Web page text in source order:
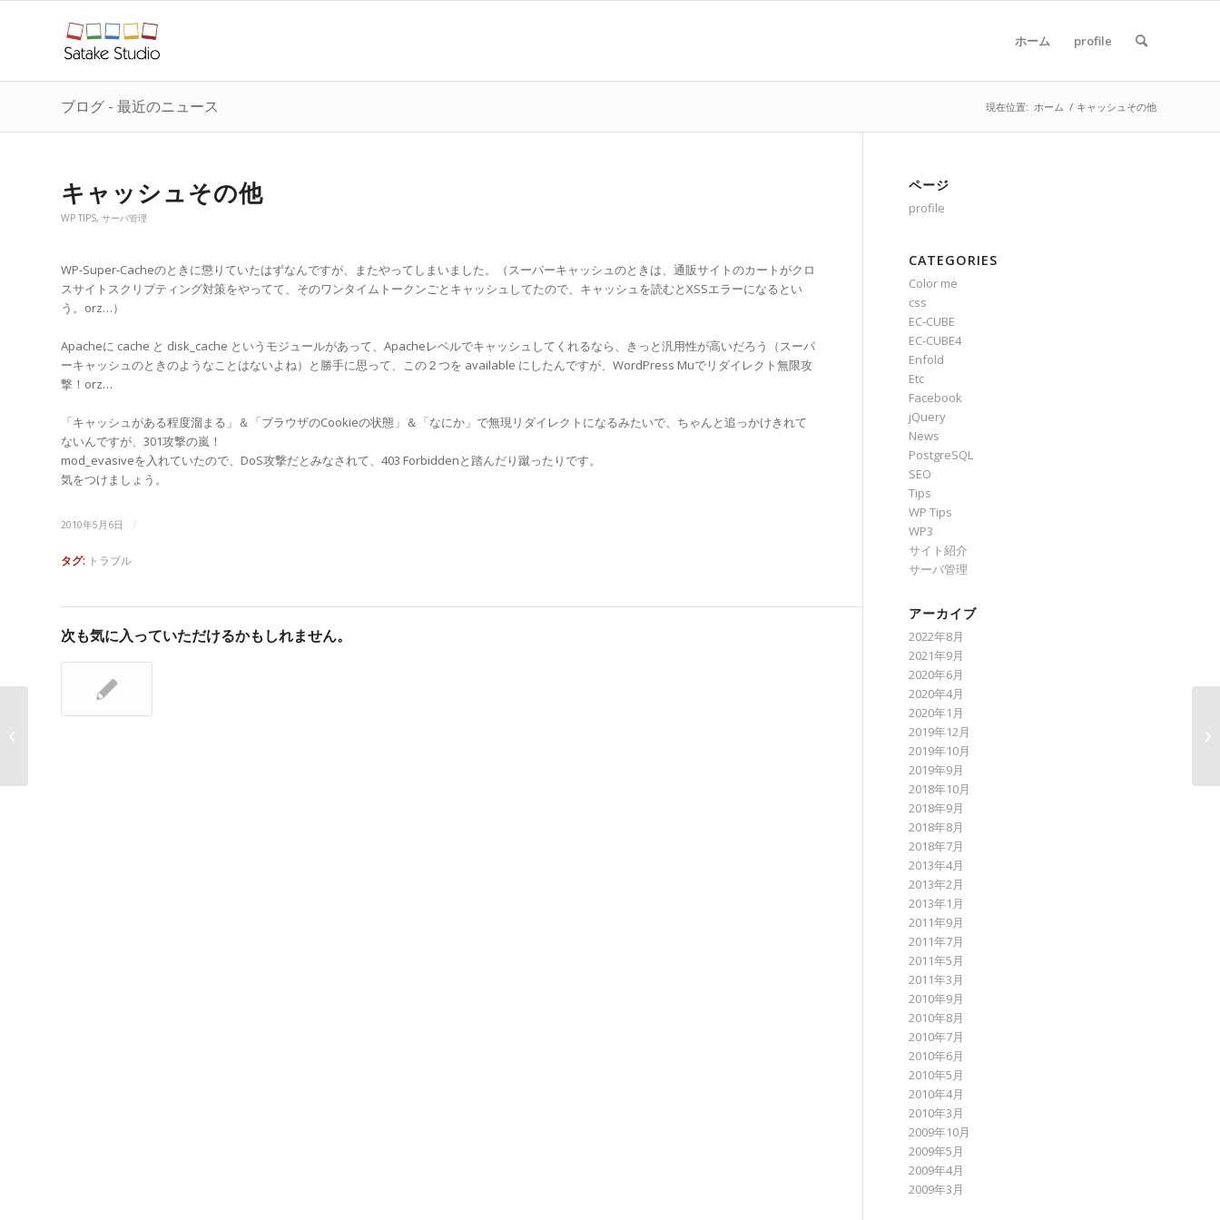
ホーム profile
ブログ - 最近のニュース 現在位置: ホーム / キャッシュその他
キャッシュその他
WP TIPS, サーバ管理
WP-Super-Cacheのときに懲りていたはずなんですが、またやってしまいました。（スーパーキャッシュのときは、通販サイトのカートがクロ
スサイトスクリプティング対策をやってて、そのワンタイムトークンごとキャッシュしてたので、キャッシュを読むとXSSエラーになるとい
う。orz…）
Apacheに cache と disk_cache というモジュールがあって、Apacheレベルでキャッシュしてくれるなら、きっと汎用性が高いだろう（スーパ
ーキャッシュのときのようなことはないよね）と勝手に思って、この２つを available にしたんですが、WordPress Muでリダイレクト無限攻
撃！orz…
「キャッシュがある程度溜まる」＆「ブラウザのCookieの状態」＆「なにか」で無現リダイレクトになるみたいで、ちゃんと追っかけきれて
ないんですが、301攻撃の嵐！
mod_evasiveを入れていたので、DoS攻撃だとみなされて、403 Forbiddenと踏んだり蹴ったりです。
気をつけましょう。
2010年5月6日 /
タグ: トラブル
次も気に入っていただけるかもしれません。
ページ
profile
CATEGORIES
Color me
css
EC-CUBE
EC-CUBE4
Enfold
Etc
Facebook
jQuery
News
PostgreSQL
SEO
Tips
WP Tips
WP3
サイト紹介
サーバ管理
アーカイブ
2022年8月
2021年9月
2020年6月
2020年4月
2020年1月
2019年12月
2019年10月
2019年9月
2018年10月
2018年9月
2018年8月
2018年7月
2013年4月
2013年2月
2013年1月
2011年9月
2011年7月
2011年5月
2011年3月
2010年9月
2010年8月
2010年7月
2010年6月
2010年5月
2010年4月
2010年3月
2009年10月
2009年5月
2009年4月
2009年3月